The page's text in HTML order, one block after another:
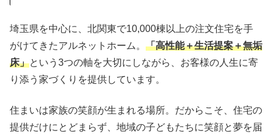
埼玉県を中心に、北関東で10,000棟以上の注文住宅を手
がけてきたアルネットホーム。 「高性能＋生活提案＋無垢
床」という3つの軸を大切にしながら、お客様の人生に寄
り添う家づくりを提供しています。
住まいは家族の笑顔が生まれる場所。だからこそ、住宅の
提供だけにとどまらず、地域の子どもたちに笑顔と夢を届